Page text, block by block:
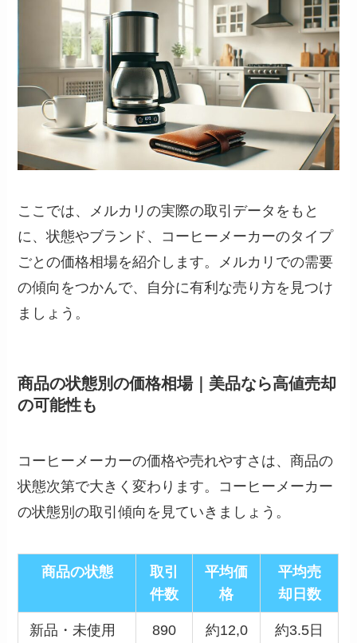
ここでは、メルカリの実際の取引データをもと
に、状態やブランド、コーヒーメーカーのタイプ
ごとの価格相場を紹介します。メルカリでの需要
の傾向をつかんで、自分に有利な売り方を見つけ
ましょう。
商品の状態別の価格相場｜美品なら高値売却
の可能性も
コーヒーメーカーの価格や売れやすさは、商品の
状態次第で大きく変わります。コーヒーメーカー
の状態別の取引傾向を見ていきましょう。
商品の状態
取引
件数
平均価
格
平均売
却日数
新品・未使用
890
約12,0
約3.5日